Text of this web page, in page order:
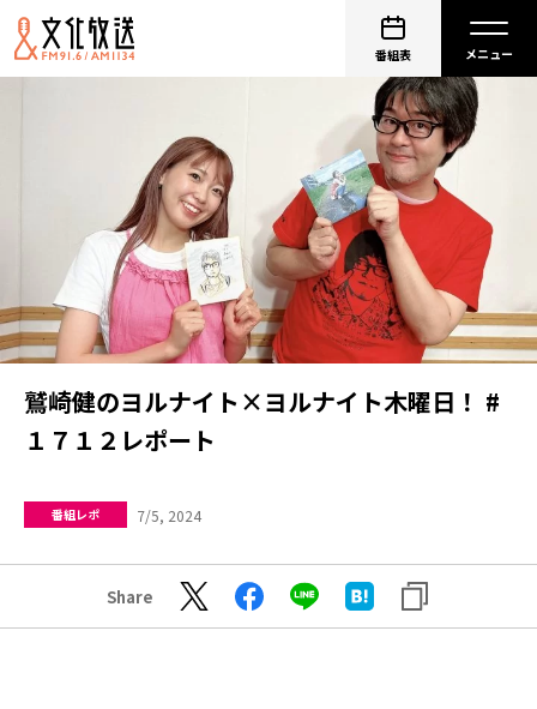
番組表
鷲崎健のヨルナイト×ヨルナイト木曜日！ #
１７１２レポート
番組レポ 7/5, 2024
Share